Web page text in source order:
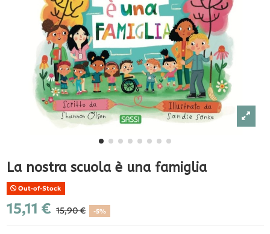
La nostra scuola è una famiglia
Out-of-Stock
15,11 € 15,90 € -5%